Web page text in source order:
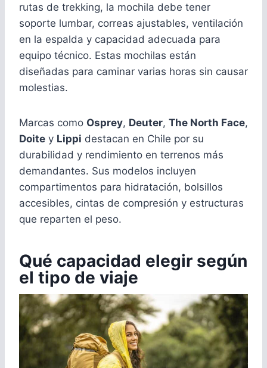
rutas de trekking, la mochila debe tener
soporte lumbar, correas ajustables, ventilación
en la espalda y capacidad adecuada para
equipo técnico. Estas mochilas están
diseñadas para caminar varias horas sin causar
molestias.
Marcas como Osprey, Deuter, The North Face,
Doite y Lippi destacan en Chile por su
durabilidad y rendimiento en terrenos más
demandantes. Sus modelos incluyen
compartimentos para hidratación, bolsillos
accesibles, cintas de compresión y estructuras
que reparten el peso.
Qué capacidad elegir según
el tipo de viaje